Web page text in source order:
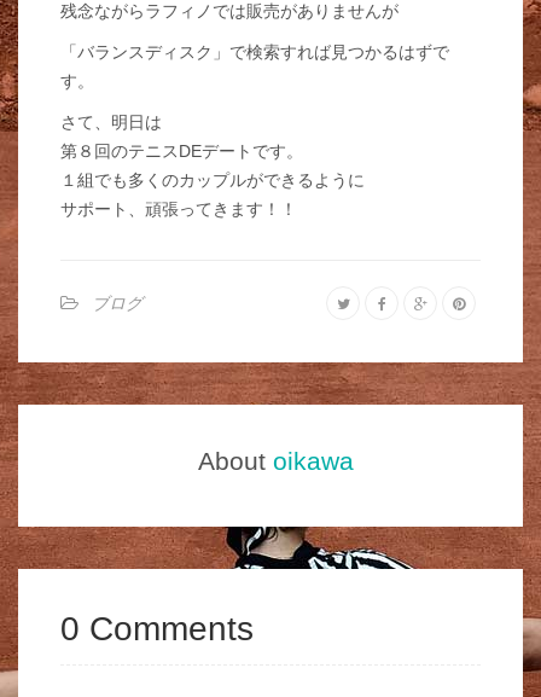
残念ながらラフィノでは販売がありませんが
「バランスディスク」で検索すれば見つかるはずで
す。
さて、明日は
第８回のテニスDEデートです。
１組でも多くのカップルができるように
サポート、頑張ってきます！！
ブログ
About oikawa
0 Comments